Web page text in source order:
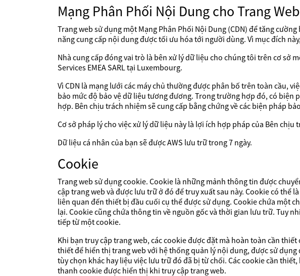
Mạng Phân Phối Nội Dung cho Trang Web
Trang web sử dụng một Mạng Phân Phối Nội Dung (CDN) để tăng
năng cung cấp nội dung được tối ưu hóa tới người dùng. Vì mục đích
Nhà cung cấp đóng vai trò là bên xử lý dữ liệu cho chúng tôi trên cơ sở
Services EMEA SARL tại Luxembourg.
Vì CDN là mạng lưới các máy chủ thường được phân bố trên toàn cầu,
bảo mức độ bảo vệ dữ liệu tương đương. Trong trường hợp đó, có biện
hợp. Bên chịu trách nhiệm sẽ cung cấp bằng chứng về các biện pháp
Cơ sở pháp lý cho việc xử lý dữ liệu này là lợi ích hợp pháp của Bên
Dữ liệu cá nhân của bạn sẽ được AWS lưu trữ trong 7 ngày.
Cookie
Trang web sử dụng cookie. Cookie là những mảnh thông tin được
cập trang web và được lưu trữ ở đó để truy xuất sau này. Cookie có
liên quan đến thiết bị đầu cuối cụ thể được sử dụng. Cookie chứa một
lại. Cookie cũng chứa thông tin về nguồn gốc và thời gian lưu trữ. Tuy
tiếp từ một cookie.
Khi bạn truy cập trang web, các cookie được đặt mà hoàn toàn cần
thiết để hiển thị trang web với hệ thống quản lý nội dung, được sử
tùy chọn khác hay liệu việc lưu trữ đó đã bị từ chối. Các cookie cần
thanh cookie được hiển thị khi truy cập trang web.